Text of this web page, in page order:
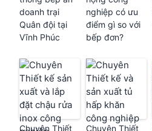
doanh trại
Quân đội tại
Vĩnh Phúc
nghiệp có ưu
điểm gì so với
bếp đơn?
Chuyên Thiết
Chuyên Thiết